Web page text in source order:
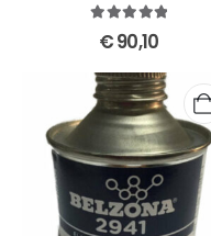
out of 5
€90,10